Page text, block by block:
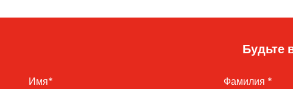
Будьте
Имя* Фамилия *